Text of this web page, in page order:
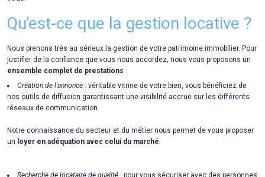
Qu'est-ce que la gestion locative ?
Nous prenons très au sérieux la gestion de votre patrimoine immobilier. Pour
justifier de la confiance que vous nous accordez, nous vous proposons un
ensemble complet de prestations :
Création de l'annonce : véritable vitrine de votre bien, vous bénéficiez de
nos outils de diffusion garantissant une visibilité accrue sur les différents
réseaux de communication.
Notre connaissance du secteur et du métier nous permet de vous proposer
un loyer en adéquation avec celui du marché
Recherche de locataire de qualité : pour vous sécuriser avec des personnes